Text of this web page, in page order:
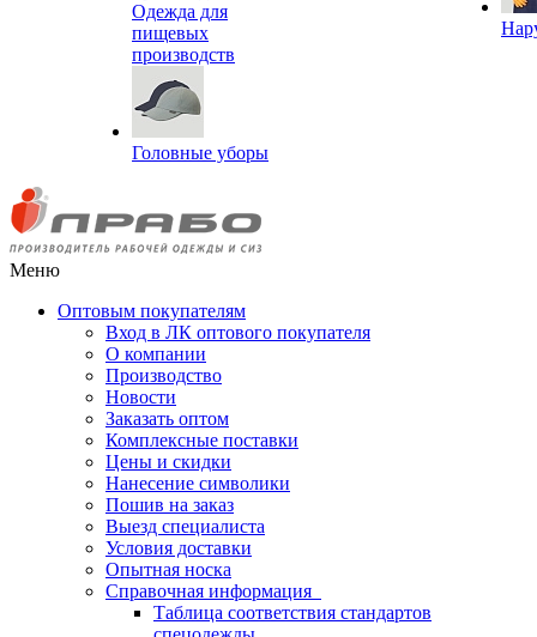
Одежда для
пищевых
производств
Головные уборы
Меню
Оптовым покупателям
Вход в ЛК оптового покупателя
О компании
Производство
Новости
Заказать оптом
Комплексные поставки
Цены и скидки
Нанесение символики
Пошив на заказ
Выезд специалиста
Условия доставки
Опытная носка
Справочная информация
Таблица соответствия стандартов